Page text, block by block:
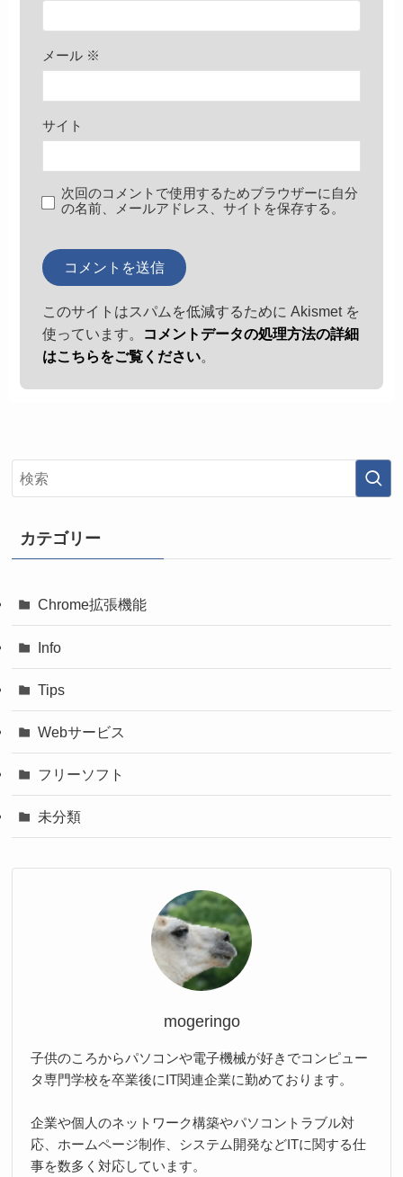
メール ※
サイト
次回のコメントで使用するためブラウザーに自分
の名前、メールアドレス、サイトを保存する。
このサイトはスパムを低減するために Akismet を
使っています。
コメントデータの処理方法の詳細
はこちらをご覧ください。
カテゴリー
Chrome拡張機能
Info
Tips
Webサービス
フリーソフト
未分類
mogeringo
子供のころからパソコンや電子機械が好きでコンピュー
タ専門学校を卒業後にIT関連企業に勤めております。
企業や個人のネットワーク構築やパソコントラブル対
応、ホームページ制作、システム開発などITに関する仕
事を数多く対応しています。